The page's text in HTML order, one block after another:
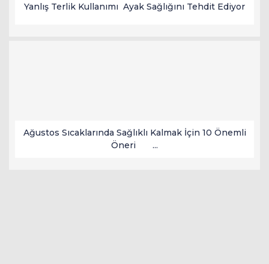
Yanlış Terlik Kullanımı Ayak Sağlığını Tehdit Ediyor
Ağustos Sıcaklarında Sağlıklı Kalmak İçin 10 Önemli
Öneri ...